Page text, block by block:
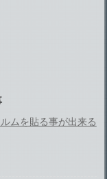
ムを貼る事が出来る